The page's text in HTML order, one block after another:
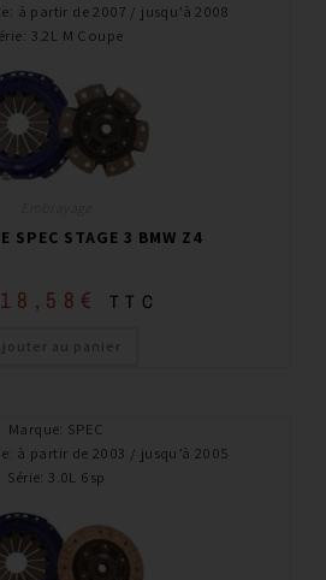
: à partir de 2007 / jusqu’à 2008
: 3.2L M Coupe
SPEC STAGE 3 BMW Z4
€ TTC
au panier
Marque: SPEC
: à partir de 2003 / jusqu’à 2005
Série: 3.0L 6sp